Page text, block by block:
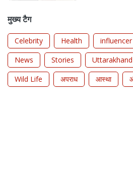
मुख्य टैग
Celebrity Health influencer
News
Stories Uttarakhand
Wild Life
अपराध आस्था